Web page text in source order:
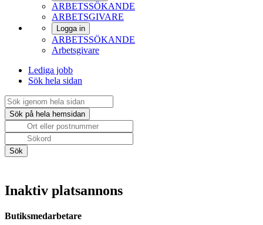
ARBETSSÖKANDE
ARBETSGIVARE
Logga in
ARBETSSÖKANDE
Arbetsgivare
Lediga jobb
Sök hela sidan
Inaktiv platsannons
Butiksmedarbetare